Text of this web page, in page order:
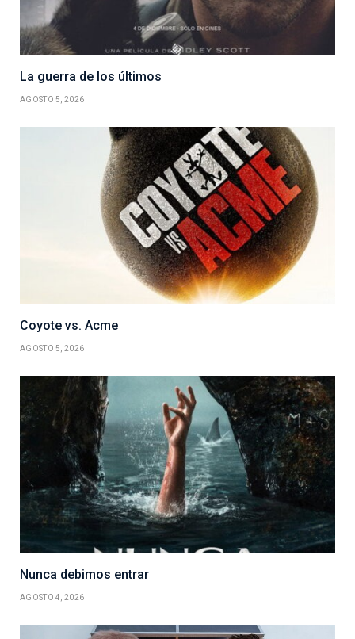
La guerra de los últimos
AGOSTO 5, 2026
Coyote vs. Acme
AGOSTO 5, 2026
Nunca debimos entrar
AGOSTO 4, 2026